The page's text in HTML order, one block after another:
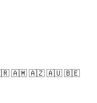
🇦🇲 🇦🇿 🇦🇺 🇧🇪